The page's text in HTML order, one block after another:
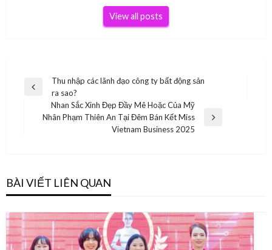
View all posts
Điều
hướng
Previous
Thu nhập các lãnh đạo công ty bất động sản
ra sao?
Next
Nhan Sắc Xinh Đẹp Đầy Mê Hoặc Của Mỹ
Nhân Phạm Thiên An Tại Đêm Bán Kết Miss
Vietnam Business 2025
BÀI VIẾT LIÊN QUAN